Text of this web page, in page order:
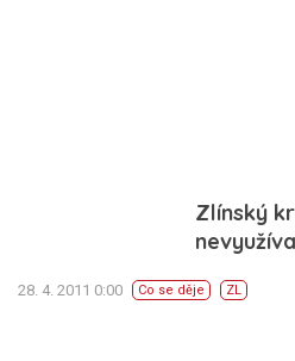
Zlínský
28. 4. 2011 0:00 Co se děje ZL